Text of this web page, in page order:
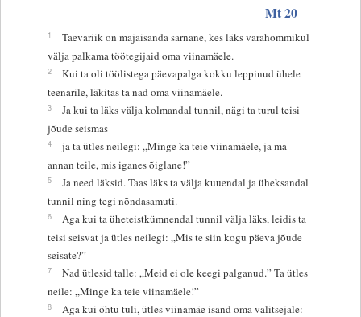
Mt 20
1
Taevariik on majaisanda sarnane, kes läks varahommikul
välja palkama töötegijaid oma viinamäele.
2
Kui ta oli töölistega päevapalga kokku leppinud ühele
teenarile, läkitas ta nad oma viinamäele.
3
Ja kui ta läks välja kolmandal tunnil, nägi ta turul teisi
jõude seismas
4
ja ta ütles neilegi: „Minge ka teie viinamäele, ja ma
annan teile, mis iganes õiglane!”
5
Ja need läksid. Taas läks ta välja kuuendal ja üheksandal
tunnil ning tegi nõndasamuti.
6
Aga kui ta üheteistkümnendal tunnil välja läks, leidis ta
teisi seisvat ja ütles neilegi: „Mis te siin kogu päeva jõude
seisate?”
7
Nad ütlesid talle: „Meid ei ole keegi palganud.” Ta ütles
neile: „Minge ka teie viinamäele!”
8
Aga kui õhtu tuli, ütles viinamäe isand oma valitsejale: